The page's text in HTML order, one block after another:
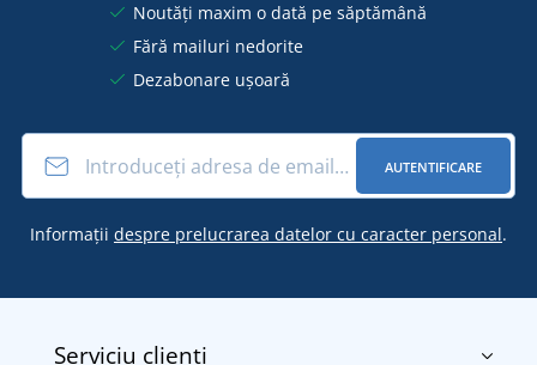
Noutăți maxim o dată pe săptămână
Fără mailuri nedorite
Dezabonare ușoară
AUTENTIFICARE
Informații despre prelucrarea datelor cu caracter personal.
Serviciu clienți